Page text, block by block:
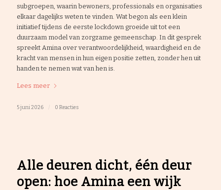
subgroepen, waarin bewoners, professionals en organisaties
elkaar dagelijks weten te vinden. Wat begon als een klein
initiatief tijdens de eerste lockdown groeide uit tot een
duurzaam model van zorgzame gemeenschap. In dit gesprek
spreekt Amina over verantwoordelijkheid, waardigheid en de
kracht van mensen in hun eigen positie zetten, zonder hen uit
handen te nemen wat van hen is.
Lees meer
5 juni 2026 0 Reacties
Alle deuren dicht, één deur
open: hoe Amina een wijk